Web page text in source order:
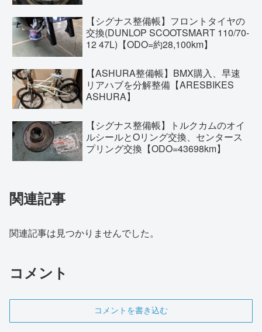
【シグナス整備帳】フロントタイヤの
交換(DUNLOP SCOOTSMART 110/70-
12 47L)【ODO=約28,100km】
【ASHURA整備帳】BMX購入、早速
リアハブを分解整備【ARESBIKES
ASHURA】
【シグナス整備帳】トルクカムのオイ
ルシールとOリング交換、センタース
プリング交換【ODO=43698km】
関連記事
関連記事は見つかりませんでした。
コメント
コメントを書き込む